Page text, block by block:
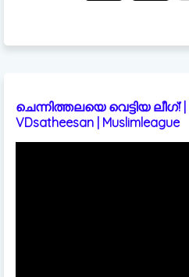
ചെന്നിത്തലയെ വെട്ടിയ ലീഗ്! |
VDsatheesan | Muslimleague